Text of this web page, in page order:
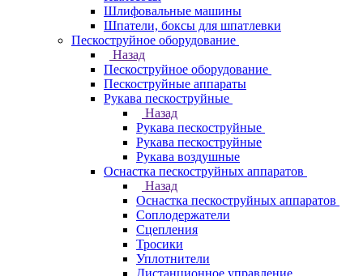
Шлифовальные машины
Шпатели, боксы для шпатлевки
Пескоструйное оборудование
Назад
Пескоструйное оборудование
Пескоструйные аппараты
Рукава пескоструйные
Назад
Рукава пескоструйные
Рукава пескоструйные
Рукава воздушные
Оснастка пескоструйных аппаратов
Назад
Оснастка пескоструйных аппаратов
Соплодержатели
Сцепления
Тросики
Уплотнители
Дистанционное управление